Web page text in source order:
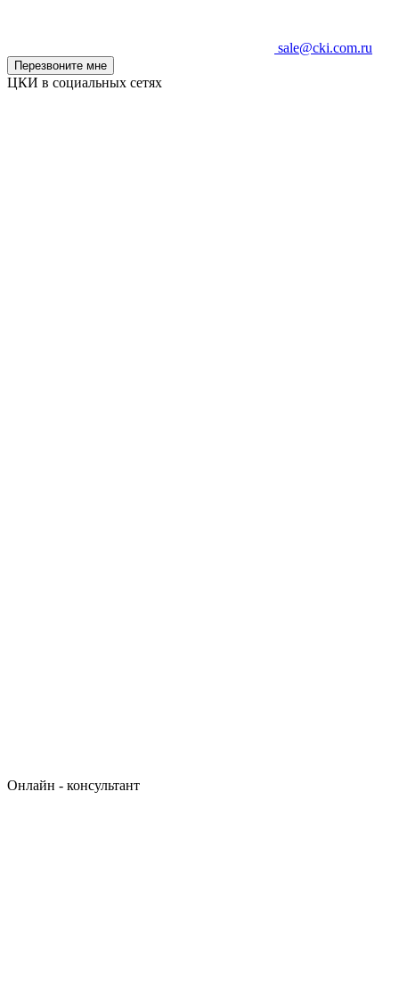
sale@cki.com.ru
Перезвоните мне
ЦКИ в социальных сетях
Онлайн - консультант